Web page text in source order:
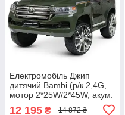
Електромобіль Джип
дитячий Bambi (р/к 2,4G,
мотор 2*25W/2*45W, акум.
1*24V5AH, TF, USB, MP3)
12 195 ₴ 14 872 ₴